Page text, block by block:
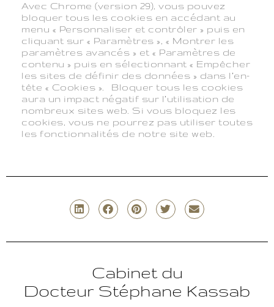
Avec Chrome (version 29), vous pouvez
bloquer tous les cookies en accédant au
menu « Personnaliser et contrôler » puis en
cliquant sur « Paramètres », « Montrer les
paramètres avancés » et « Paramètres de
contenu » puis en sélectionnant « Empêcher
les sites de définir des données » dans l’en-
tête « Cookies ». Bloquer tous les cookies
aura un impact négatif sur l’utilisation de
nombreux sites web. Si vous bloquez les
cookies, vous ne pourrez pas utiliser toutes
les fonctionnalités de notre site web.
Cabinet du
Docteur Stéphane Kassab